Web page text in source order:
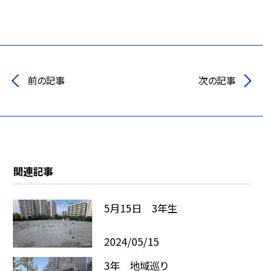
前の記事 次の記事
関連記事
5月15日 3年生
2024/05/15
3年 地域巡り